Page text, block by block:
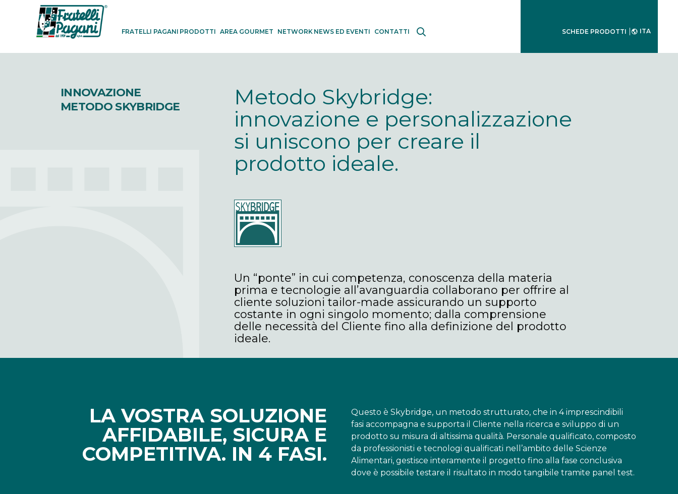
FRATELLI PAGANI PRODOTTI AREA GOURMET NETWORK NEWS ED EVENTI CONTATTI SCHEDE PRODOTTI ITA
INNOVAZIONE
METODO SKYBRIDGE
Metodo Skybridge:
innovazione e personalizzazione
si uniscono per creare il
prodotto ideale.
Un “ponte” in cui competenza, conoscenza della materia
prima e tecnologie all’avanguardia collaborano per offrire al
cliente soluzioni tailor-made assicurando un supporto
costante in ogni singolo momento; dalla comprensione
delle necessità del Cliente fino alla definizione del prodotto
ideale.
LA VOSTRA SOLUZIONE
AFFIDABILE, SICURA E
COMPETITIVA. IN 4 FASI.
Questo è Skybridge, un metodo strutturato, che in 4 imprescindibili
fasi accompagna e supporta il Cliente nella ricerca e sviluppo di un
prodotto su misura di altissima qualità. Personale qualificato, composto
da professionisti e tecnologi qualificati nell’ambito delle Scienze
Alimentari, gestisce interamente il progetto fino alla fase conclusiva
dove è possibile testare il risultato in modo tangibile tramite panel test.